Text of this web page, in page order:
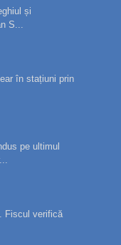
și
S...
în stațiuni prin
pe ultimul
Fiscul verifică